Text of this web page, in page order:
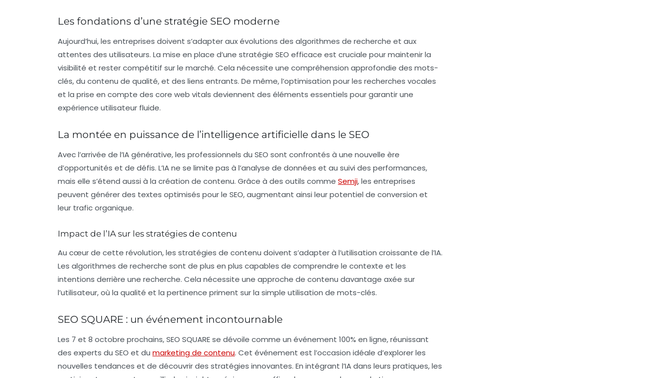
Les fondations d’une stratégie SEO moderne
Aujourd’hui, les entreprises doivent s’adapter aux évolutions des algorithmes de recherche et aux
attentes des utilisateurs. La mise en place d’une stratégie SEO efficace est cruciale pour maintenir la
visibilité et rester compétitif sur le marché. Cela nécessite une compréhension approfondie des mots-
clés, du contenu de qualité, et des liens entrants. De même, l’optimisation pour les recherches vocales
et la prise en compte des core web vitals deviennent des éléments essentiels pour garantir une
expérience utilisateur fluide.
La montée en puissance de l’intelligence artificielle dans le SEO
Avec l’arrivée de l’IA générative, les professionnels du SEO sont confrontés à une nouvelle ère
d’opportunités et de défis. L’IA ne se limite pas à l’analyse de données et au suivi des performances,
mais elle s’étend aussi à la création de contenu. Grâce à des outils comme Semji, les entreprises
peuvent générer des textes optimisés pour le SEO, augmentant ainsi leur potentiel de conversion et
leur trafic organique.
Impact de l’IA sur les stratégies de contenu
Au cœur de cette révolution, les stratégies de contenu doivent s’adapter à l’utilisation croissante de l’IA.
Les algorithmes de recherche sont de plus en plus capables de comprendre le contexte et les
intentions derrière une recherche. Cela nécessite une approche de contenu davantage axée sur
l’utilisateur, où la qualité et la pertinence priment sur la simple utilisation de mots-clés.
SEO SQUARE : un événement incontournable
Les 7 et 8 octobre prochains,SEO SQUAREse dévoile comme un événement 100% en ligne, réunissant
des experts du SEO et du marketing de contenu. Cet événement est l’occasion idéale d’explorer les
nouvelles tendances et de découvrir des stratégies innovantes. En intégrant l’IA dans leurs pratiques, les